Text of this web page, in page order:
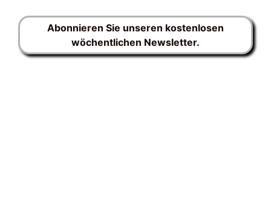
Abonnieren Sie unseren kostenlosen
wöchentlichen Newsletter.